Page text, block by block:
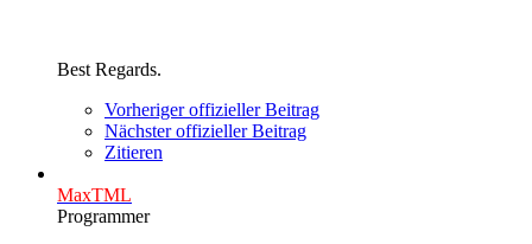
Best Regards.
Vorheriger offizieller Beitrag
Nächster offizieller Beitrag
Zitieren
MaxTML
Programmer